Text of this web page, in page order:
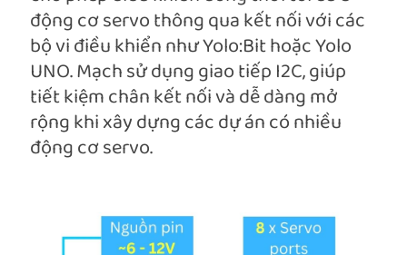
động cơ servo thông qua kết nối với các
bộ vi điều khiển như Yolo:Bit hoặc Yolo
UNO. Mạch sử dụng giao tiếp I2C, giúp
tiết kiệm chân kết nối và dễ dàng mở
rộng khi xây dựng các dự án có nhiều
động cơ servo.